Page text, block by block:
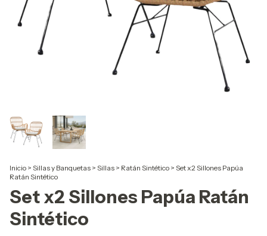
Inicio > Sillas y Banquetas > Sillas > Ratán Sintético > Set x2 Sillones Papúa
Ratán Sintético
Set x2 Sillones Papúa Ratán
Sintético